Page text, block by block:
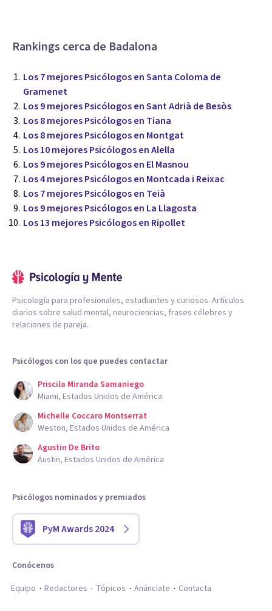
Rankings cerca de Badalona
Los 7 mejores Psicólogos en Santa Coloma de
Gramenet
Los 9 mejores Psicólogos en Sant Adrià de Besòs
Los 8 mejores Psicólogos en Tiana
Los 8 mejores Psicólogos en Montgat
Los 10 mejores Psicólogos en Alella
Los 9 mejores Psicólogos en El Masnou
Los 4 mejores Psicólogos en Montcada i Reixac
Los 7 mejores Psicólogos en Teià
Los 9 mejores Psicólogos en La Llagosta
Los 13 mejores Psicólogos en Ripollet
Psicología para profesionales, estudiantes y curiosos. Artículos
diarios sobre salud mental, neurociencias, frases célebres y
relaciones de pareja.
Psicólogos con los que puedes contactar
Priscila Miranda Samaniego
Miami, Estados Unidos de América
Michelle Coccaro Montserrat
Weston, Estados Unidos de América
Agustin De Brito
Austin, Estados Unidos de América
Psicólogos nominados y premiados
PyM Awards 2024
Conócenos
Equipo
Redactores Tópicos Anúnciate Contacta